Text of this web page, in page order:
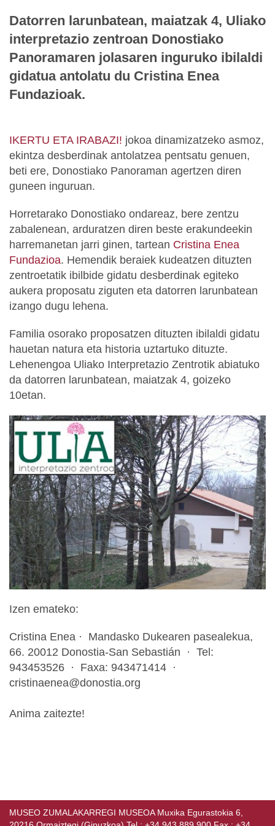
Datorren larunbatean, maiatzak 4, Uliako
interpretazio zentroan Donostiako
Panoramaren jolasaren inguruko ibilaldi
gidatua antolatu du Cristina Enea
Fundazioak.
IKERTU ETA IRABAZI! jokoa dinamizatzeko asmoz,
ekintza desberdinak antolatzea pentsatu genuen,
beti ere, Donostiako Panoraman agertzen diren
guneen inguruan.
Horretarako Donostiako ondareaz, bere zentzu
zabalenean, arduratzen diren beste erakundeekin
harremanetan jarri ginen, tartean Cristina Enea
Fundazioa. Hemendik beraiek kudeatzen dituzten
zentroetatik ibilbide gidatu desberdinak egiteko
aukera proposatu ziguten eta datorren larunbatean
izango dugu lehena.
Familia osorako proposatzen dituzten ibilaldi gidatu
hauetan natura eta historia uztartuko dituzte.
Lehenengoa Uliako Interpretazio Zentrotik abiatuko
da datorren larunbatean, maiatzak 4, goizeko
10etan.
Izen emateko:
Cristina Enea · Mandasko Dukearen pasealekua,
66. 20012 Donostia-San Sebastián · Tel:
943453526 · Faxa: 943471414 ·
cristinaenea@donostia.org
Anima zaitezte!
MUSEO ZUMALAKARREGI MUSEOA Muxika Egurastokia 6,